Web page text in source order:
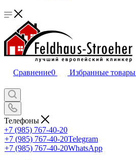
Сравнение0 Избранные товары
Телефоны
+7 (985) 767-40-20
+7 (985) 767-40-20Telegram
+7 (985) 767-40-20WhatsApp